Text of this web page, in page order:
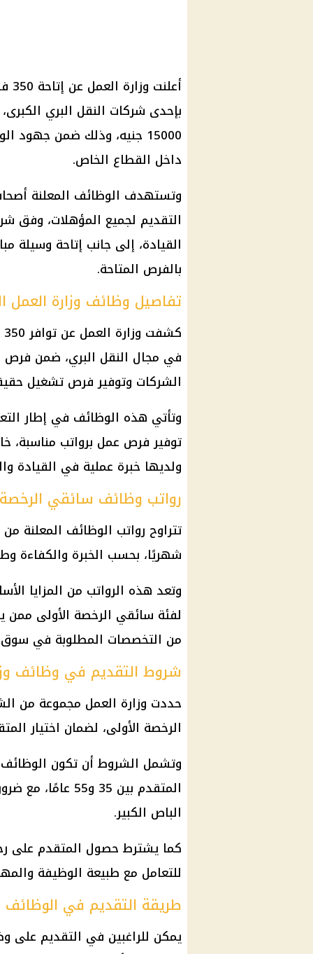
أعلنت وزارة العمل عن إتاحة 350
15000 جنيه، وذلك ضمن جهود الوزارة لتوفير
داخل القطاع الخاص.
وتستهدف الوظائف المعلنة
التقديم لجميع المؤهلات، وفق
القيادة، إلى جانب إتاحة وسيلة
بالفرص المتاحة.
تفاصيل وظائف وزارة العمل
كشفت وزارة العمل
في مجال النقل البري، ضمن فرص
الشركات وتوفير فرص تشغيل
وتأتي هذه الوظائف في إطار
توفيرفرص عمل برواتب
ولديها خبرة عملية في القيادة
رواتب وظائف سائقي
تتراوح رواتب الوظائف المعلنة من
شهريًا، بحسب الخبرة والكفاءة
وتعد هذه الرواتب من المزايا
لفئة سائقي الرخصة الأولى ممن
من التخصصات المطلوبة في سوق
شروط التقديم في وظائف
حددت وزارة العمل مجموعة من
الرخصة الأولى، لضمان اختيار
وتشمل الشروط أن تكون الوظائف
الباص الكبير.
كما يشترط حصول المتقدم على
للتعامل مع طبيعة الوظيفة
طريقة التقديم في الوظائف
يمكن للراغبين في التقديم على